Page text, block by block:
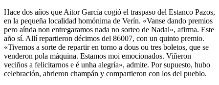
Hace dos años que Aitor García cogió el traspaso del Estanco Pazos,
en la pequeña localidad homónima de Verín. «Vanse dando premios
pero aínda non entregaramos nada no sorteo de Nadal», afirma. Este
año sí. Allí repartieron décimos del 86007, con un quinto premio.
«Tivemos a sorte de repartir en torno a dous ou tres boletos, que se
venderon pola máquina. Estamos moi emocionados. Viñeron
veciños a felicitarnos e é unha alegría», admite. Por supuesto, hubo
celebración, abrieron champán y compartieron con los del pueblo.